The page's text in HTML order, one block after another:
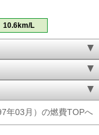
10.6km/L
年03月）の燃費TOPへ